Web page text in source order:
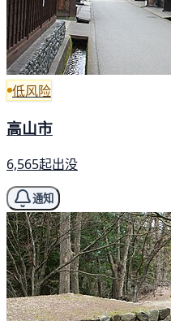
低风险
高山市
6,565起出没
通知